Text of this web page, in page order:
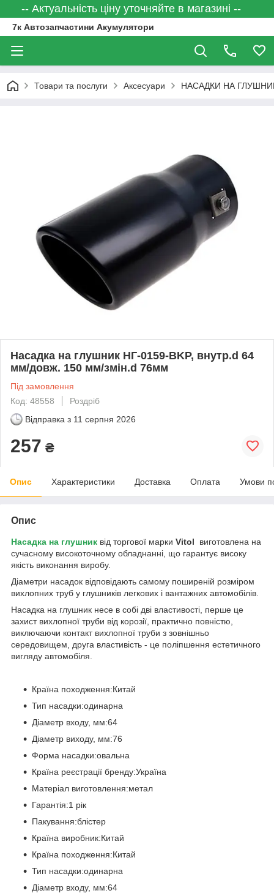
-- Актуальність ціну уточняйте в магазині --
7к Автозапчастини Акумулятори
Товари та послуги Аксесуари НАСАДКИ НА
Насадка на глушник НГ-0159-BKP, внутр.d 64
мм/довж. 150 мм/змін.d 76мм
Під замовлення
Код: 48558
Роздріб
Відправка з 11 серпня 2026
257 ₴
Опис Характеристики Доставка Оплата Умови
Опис
Насадка на глушник від торгової марки Vitol
виготовлена на
сучасному високоточному обладнанні, що гарантує високу
якість виконання виробу.
Діаметри насадок відповідають самому поширеній розміром
вихлопних труб у глушників легкових і вантажних автомобілів.
Насадка на глушник несе в собі дві властивості, перше це
захист вихлопної труби від корозії, практично повністю,
виключаючи контакт вихлопної труби з зовнішньо
середовищем, друга властивість - це поліпшення естетичного
вигляду автомобіля.
Країна походження:Китай
Тип насадки:одинарна
Діаметр входу, мм:64
Діаметр виходу, мм:76
Форма насадки:овальна
Країна реєстрації бренду:Україна
Матеріал виготовлення:метал
Гарантія:1 рік
Пакування:блістер
Країна виробник:Китай
Країна походження:Китай
Тип насадки:одинарна
Діаметр входу, мм:64